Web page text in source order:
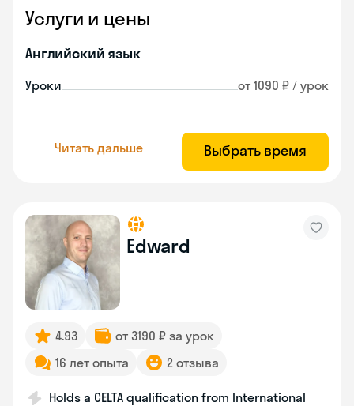
Услуги и цены
Английский язык
Уроки от 1090 ₽ / урок
Читать дальше Выбрать время
Edward
4.93
от 3190 ₽ за урок
16 лет опыта
2 отзыва
Holds a CELTA qualification from International